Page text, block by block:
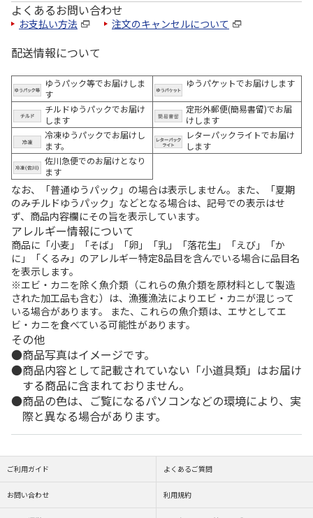
よくあるお問い合わせ
お支払い方法 注文のキャンセルについて
配送情報について
ゆうパック等でお届けしま
す
ゆうパケットでお届けします
チルドゆうパックでお届け
します
定形外郵便(簡易書留)でお届
けします
冷凍ゆうパックでお届けし
ます。
レターパックライトでお届け
します
佐川急便でのお届けとなり
ます
なお、「普通ゆうパック」の場合は表示しません。また、「夏期
のみチルドゆうパック」などとなる場合は、記号での表示はせ
ず、商品内容欄にその旨を表示しています。
アレルギー情報について
商品に「小麦」「そば」「卵」「乳」「落花生」「えび」「か
に」「くるみ」のアレルギー特定8品目を含んでいる場合に品目名
を表示します。
※エビ・カニを除く魚介類（これらの魚介類を原材料として製造
された加工品も含む）は、漁獲漁法によりエビ・カニが混じって
いる場合があります。 また、これらの魚介類は、エサとしてエ
ビ・カニを食べている可能性があります。
その他
商品写真はイメージです。
商品内容として記載されていない「小道具類」はお届け
する商品に含まれておりません。
商品の色は、ご覧になるパソコンなどの環境により、実
際と異なる場合があります。
ご利用ガイド よくあるご質問
お問い合わせ 利用規約